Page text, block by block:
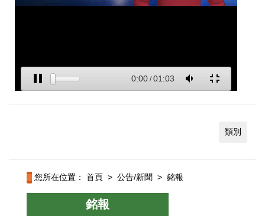
類別
您所在位置： 首頁 > 公告/新聞 > 銘報
銘報